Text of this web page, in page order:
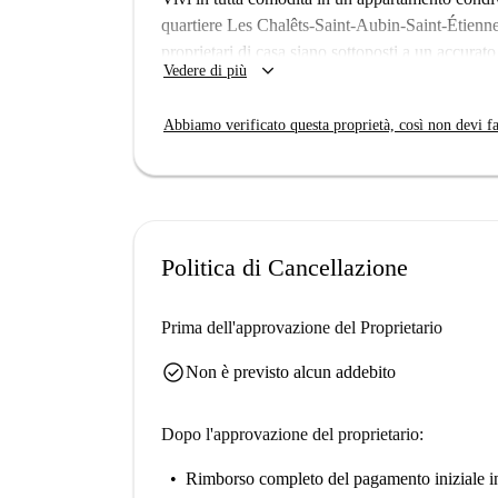
attrazioni nelle vicinanze si annoverano Les
Producteurs Locaux Saint-Aubin. Inoltre,
raggiungibili a piedi. La zona offre numerose
quartiere Les Chalêts-Saint-Aubin-Saint-
proprietari di casa siano sottoposti a un
importanti siti turistici come Paliss'Art, il
Vedere di più keyboard_arrow_down
Abbiamo verificato questa proprietà, così non devi
Politica di Cancellazione
Prima dell'approvazione del Proprietario
check_circleNon è previsto alcun addebito
Dopo l'approvazione del proprietario:
Rimborso completo del pagamento iniziale